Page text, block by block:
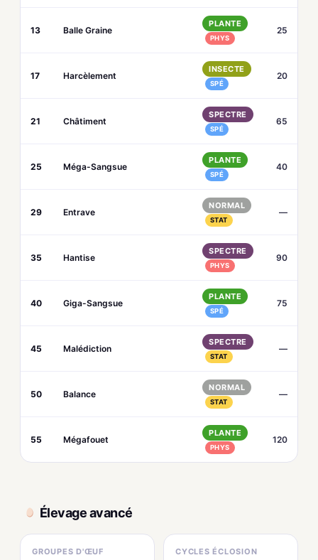
13 Balle Graine
PLANTE
PHYS
25
17 Harcèlement
INSECTE
SPÉ
20
21 Châtiment
SPECTRE
SPÉ
65
25 Méga-Sangsue
PLANTE
SPÉ
40
29 Entrave
NORMAL
STAT
—
35 Hantise
SPECTRE
PHYS
90
40 Giga-Sangsue
PLANTE
SPÉ
75
45 Malédiction
SPECTRE
STAT
—
50 Balance
NORMAL
STAT
—
55 Mégafouet
PLANTE
PHYS
120
Élevage avancé
GROUPES D'ŒUF CYCLES ÉCLOSION